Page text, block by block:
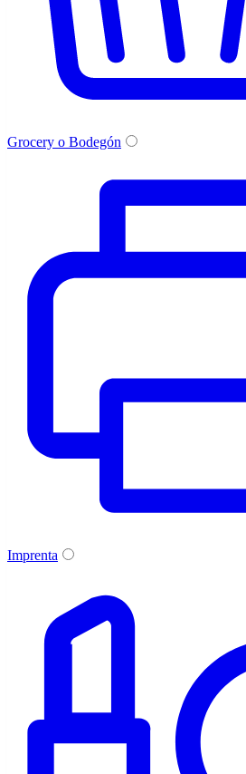
Grocery o Bodegón
Imprenta